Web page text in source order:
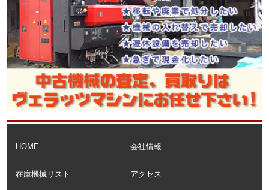
アマダ製プレスブレーキ HDS-1303NT
130T*3220mm, OH: 500mm, NC: AMNC, 油圧クランプ
2019.03.23
中古板金機械の整備および塗装が完了しました。
中古板金機械の整備および塗装が完了しました。
アマダ製ベンダー: RG-100 オートBG
ワシノ製万能油圧ベンダー: HPB-608 オートBG
2018.12.15
アマダ製中古機械の整備および塗装が完了しました。
アマダ製ベンダー: FBD-8025 NC9-FS
アマダ製ベンダー: RG-50S NC9-EV
HOME
在庫機械リスト
会社情報
アクセス